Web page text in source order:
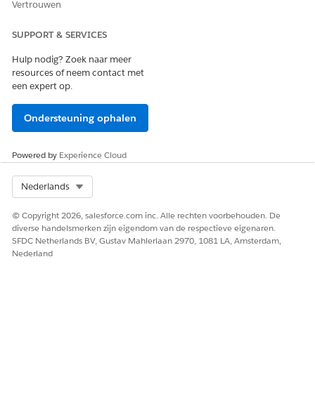
Vertrouwen
SUPPORT & SERVICES
Hulp nodig? Zoek naar meer
resources of neem contact met
een expert op.
Ondersteuning ophalen
Powered by Experience Cloud
Nederlands
© Copyright 2026, salesforce.com inc. Alle rechten voorbehouden. De
diverse handelsmerken zijn eigendom van de respectieve eigenaren.
SFDC Netherlands BV, Gustav Mahlerlaan 2970, 1081 LA, Amsterdam,
Nederland